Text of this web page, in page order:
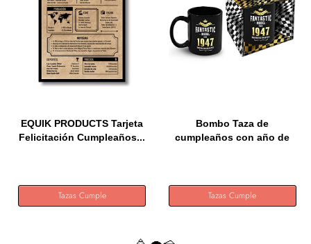
EQUIK PRODUCTS Tarjeta
Felicitación Cumpleaños...
Tazas Cumple
Bombo Taza de
cumpleaños con año de
Tazas Cumple